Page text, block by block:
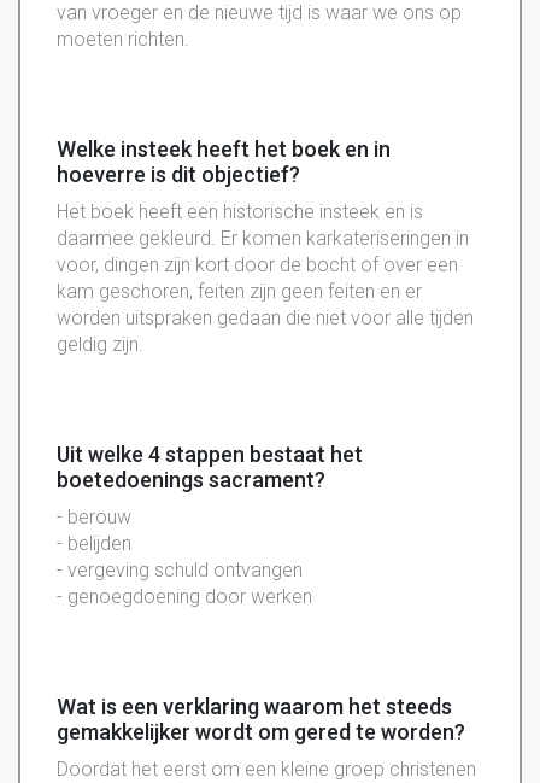
van vroeger en de nieuwe tijd is waar we ons op
moeten richten.
Welke insteek heeft het boek en in
hoeverre is dit objectief?
Het boek heeft een historische insteek en is
daarmee gekleurd. Er komen karkateriseringen in
voor, dingen zijn kort door de bocht of over een
kam geschoren, feiten zijn geen feiten en er
worden uitspraken gedaan die niet voor alle tijden
geldig zijn.
Uit welke 4 stappen bestaat het
boetedoenings sacrament?
- berouw
- belijden
- vergeving schuld ontvangen
- genoegdoening door werken
Wat is een verklaring waarom het steeds
gemakkelijker wordt om gered te worden?
Doordat het eerst om een kleine groep christenen